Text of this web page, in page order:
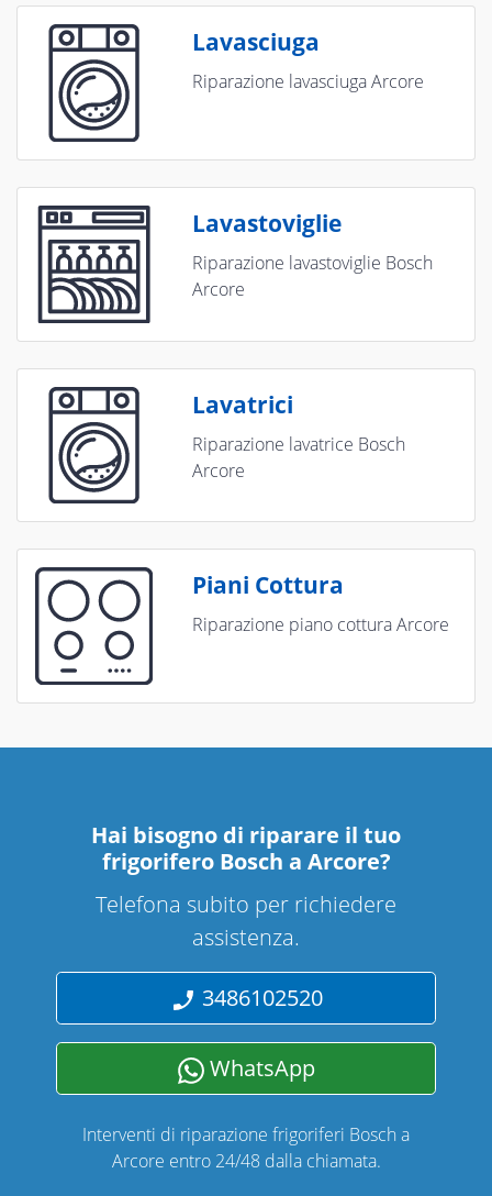
Lavasciuga
Riparazione lavasciuga Arcore
Lavastoviglie
Riparazione lavastoviglie Bosch
Arcore
Lavatrici
Riparazione lavatrice Bosch
Arcore
Piani Cottura
Riparazione piano cottura Arcore
Hai bisogno di riparare il tuo
frigorifero Bosch a Arcore?
Telefona subito per richiedere
assistenza.
3486102520
WhatsApp
Interventi di riparazione frigoriferi Bosch a
Arcore entro 24/48 dalla chiamata.